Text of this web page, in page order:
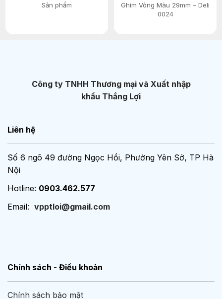
Sản phẩm
Ghim Vòng Màu 29mm – Deli
0024
Công ty TNHH Thương mại và Xuất nhập
khẩu Thắng Lợi
Liên hệ
Số 6 ngõ 49 đường Ngọc Hồi, Phường Yên Sở, TP Hà
Nội
Hotline: 0903.462.577
Email: vpptloi@gmail.com
Chính sách - Điều khoản
Chính sách bảo mật